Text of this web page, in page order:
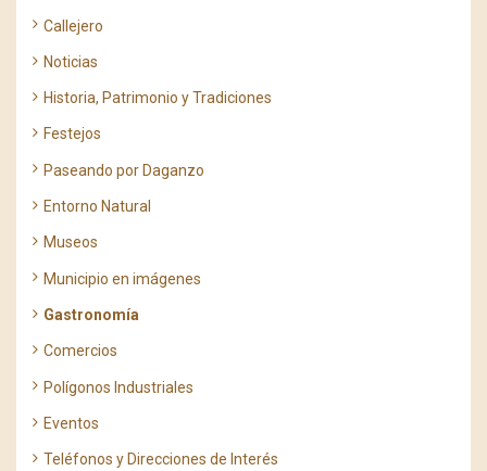
Callejero
Noticias
Historia, Patrimonio y Tradiciones
Festejos
Paseando por Daganzo
Entorno Natural
Museos
Municipio en imágenes
Gastronomía
Comercios
Polígonos Industriales
Eventos
Teléfonos y Direcciones de Interés